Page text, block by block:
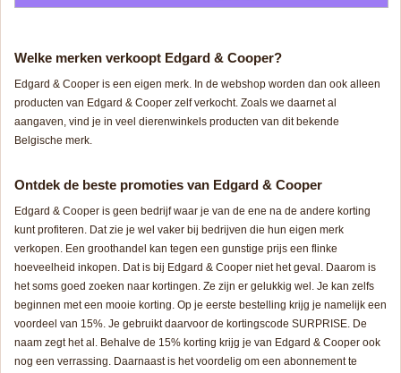
Welke merken verkoopt Edgard & Cooper?
Edgard & Cooper is een eigen merk. In de webshop worden dan ook alleen
producten van Edgard & Cooper zelf verkocht. Zoals we daarnet al
aangaven, vind je in veel dierenwinkels producten van dit bekende
Belgische merk.
Ontdek de beste promoties van Edgard & Cooper
Edgard & Cooper is geen bedrijf waar je van de ene na de andere korting
kunt profiteren. Dat zie je wel vaker bij bedrijven die hun eigen merk
verkopen. Een groothandel kan tegen een gunstige prijs een flinke
hoeveelheid inkopen. Dat is bij Edgard & Cooper niet het geval. Daarom is
het soms goed zoeken naar kortingen. Ze zijn er gelukkig wel. Je kan zelfs
beginnen met een mooie korting. Op je eerste bestelling krijg je namelijk een
voordeel van 15%. Je gebruikt daarvoor de kortingscode SURPRISE. De
naam zegt het al. Behalve de 15% korting krijg je van Edgard & Cooper ook
nog een verrassing. Daarnaast is het voordelig om een abonnement te